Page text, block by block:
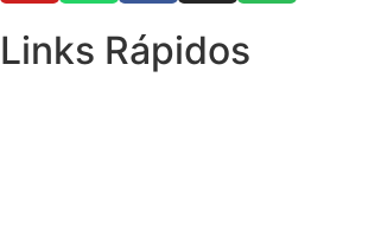
Links Rápidos